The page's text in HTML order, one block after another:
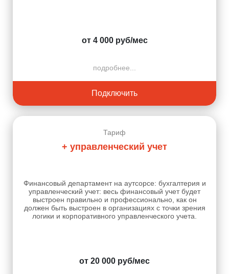
от 4 000 руб/мес
подробнее...
Подключить
Тариф
+ управленческий учет
Финансовый департамент на аутсорсе: бухгалтерия и
управленческий учет: весь финансовый учет будет
выстроен правильно и профессионально, как он
должен быть выстроен в организациях с точки зрения
логики и корпоративного управленческого учета.
от 20 000 руб/мес